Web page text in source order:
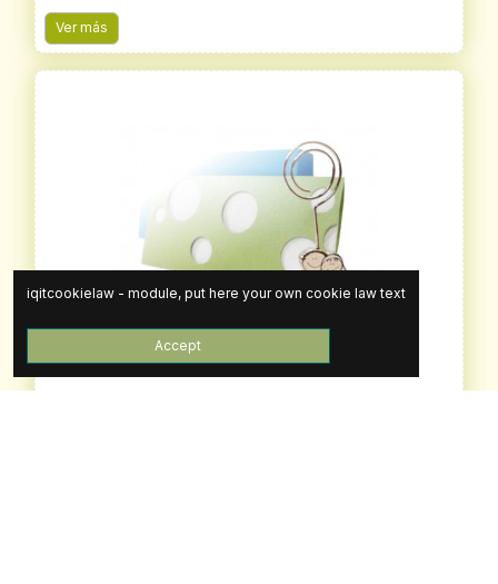
Ver más
iqitcookielaw - module, put here your own cookie law text
Accept